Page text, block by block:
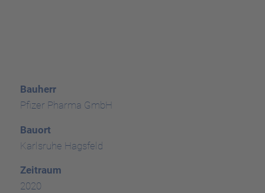
Bauherr
Pfizer Pharma GmbH
Bauort
Karlsruhe Hagsfeld
Zeitraum
2020